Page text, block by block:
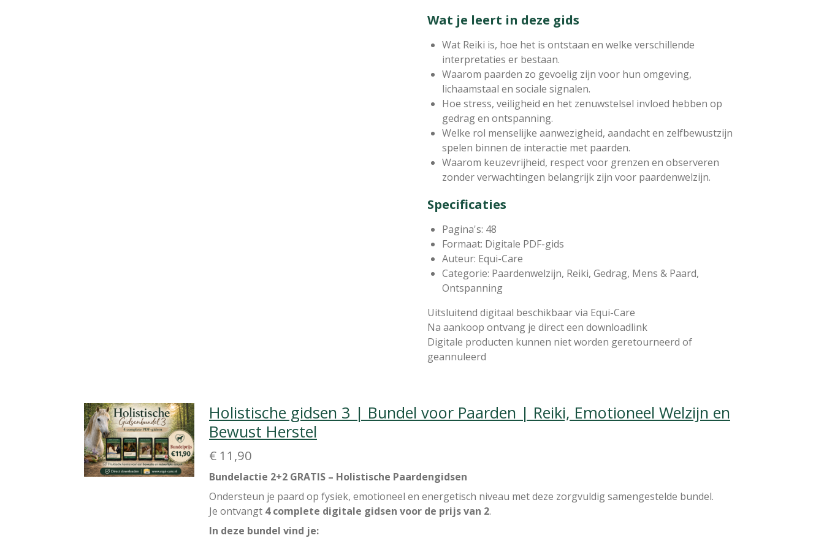
Wat je leert in deze gids
Wat Reiki is, hoe het is ontstaan en welke verschillende
interpretaties er bestaan.
Waarom paarden zo gevoelig zijn voor hun omgeving,
lichaamstaal en sociale signalen.
Hoe stress, veiligheid en het zenuwstelsel invloed hebben op
gedrag en ontspanning.
Welke rol menselijke aanwezigheid, aandacht en zelfbewustzijn
spelen binnen de interactie met paarden.
Waarom keuzevrijheid, respect voor grenzen en observeren
zonder verwachtingen belangrijk zijn voor paardenwelzijn.
Specificaties
Pagina's: 48
Formaat: Digitale PDF-gids
Auteur: Equi-Care
Categorie: Paardenwelzijn, Reiki, Gedrag, Mens & Paard,
Ontspanning
Uitsluitend digitaal beschikbaar via Equi-Care
Na aankoop ontvang je direct een downloadlink
Digitale producten kunnen niet worden geretourneerd of
geannuleerd
Holistische gidsen 3 | Bundel voor Paarden | Reiki, Emotioneel Welzijn en
Bewust Herstel
€ 11,90
Bundelactie 2+2 GRATIS – Holistische Paardengidsen
Ondersteun je paard op fysiek, emotioneel en energetisch niveau met deze zorgvuldig samengestelde bundel.
Je ontvangt 4 complete digitale gidsen voor de prijs van 2.
In deze bundel vind je: